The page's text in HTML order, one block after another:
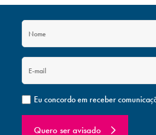
Eu concordo em receber
Quero ser avisado